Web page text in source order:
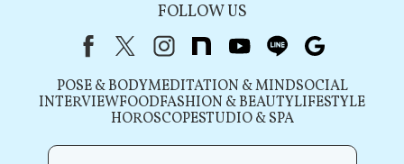
FOLLOW US
FacebookX（旧Twitter）
instagram
note youtubeline
POSE & BODYMEDITATION & MINDSOCIAL
INTERVIEWFOODFASHION & BEAUTYLIFESTYLE
HOROSCOPESTUDIO & SPA